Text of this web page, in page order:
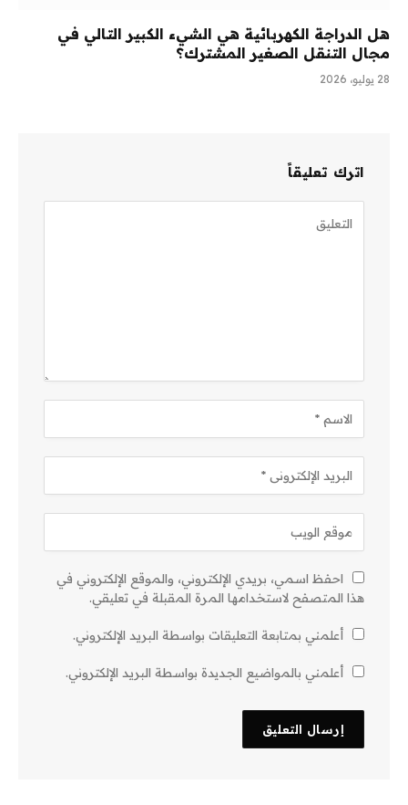
هل الدراجة الكهربائية هي الشيء الكبير التالي في
مجال التنقل الصغير المشترك؟
28 يوليو، 2026
اترك تعليقاً
احفظ اسمي، بريدي الإلكتروني، والموقع الإلكتروني في
هذا المتصفح لاستخدامها المرة المقبلة في تعليقي.
أعلمني بمتابعة التعليقات بواسطة البريد الإلكتروني.
أعلمني بالمواضيع الجديدة بواسطة البريد الإلكتروني.